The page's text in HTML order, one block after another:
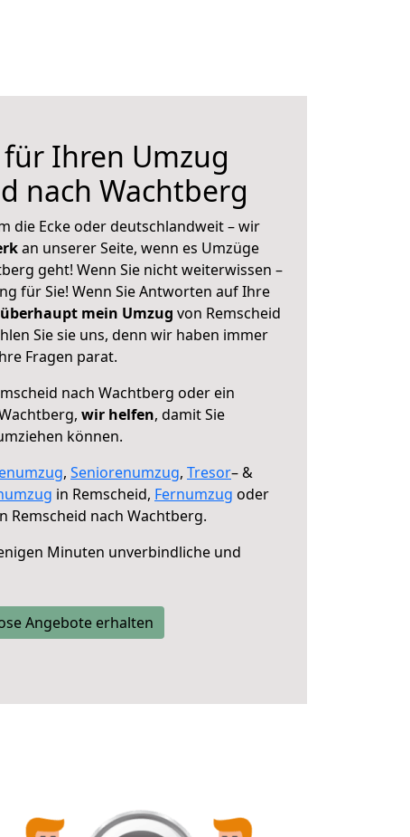
für Ihren Umzug
nach Wachtberg
die Ecke oder deutschlandweit – wir
an unserer Seite, wenn es Umzüge
geht! Wenn Sie nicht weiterwissen –
für Sie! Wenn Sie Antworten auf Ihre
mein Umzug von Remscheid
Sie sie uns, denn wir haben immer
Fragen parat.
nach Wachtberg oder ein
wir helfen, damit Sie
können.
, Seniorenumzug, Tresor– &
in Remscheid, Fernumzug oder
Remscheid nach Wachtberg.
Minuten unverbindliche und
Angebote erhalten